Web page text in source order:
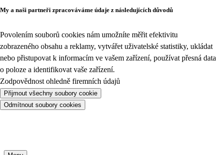
My a naši partneři zpracováváme údaje z následujících důvodů
Povolením souborů cookies nám umožníte měřit efektivitu
zobrazeného obsahu a reklamy, vytvářet uživatelské statistiky, ukládat
nebo přistupovat k informacím ve vašem zařízení, používat přesná data
o poloze a identifikovat vaše zařízení.
Zodpovědnost ohledně firemních údajů
Přijmout všechny soubory cookie
Odmítnout soubory cookies